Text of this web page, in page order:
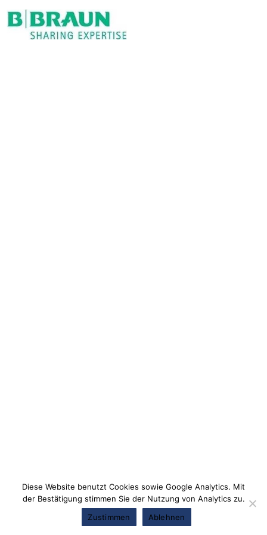
Diese Website benutzt Cookies sowie Google Analytics. Mit
der Bestätigung stimmen Sie der Nutzung von Analytics zu.
Zustimmen
Ablehnen